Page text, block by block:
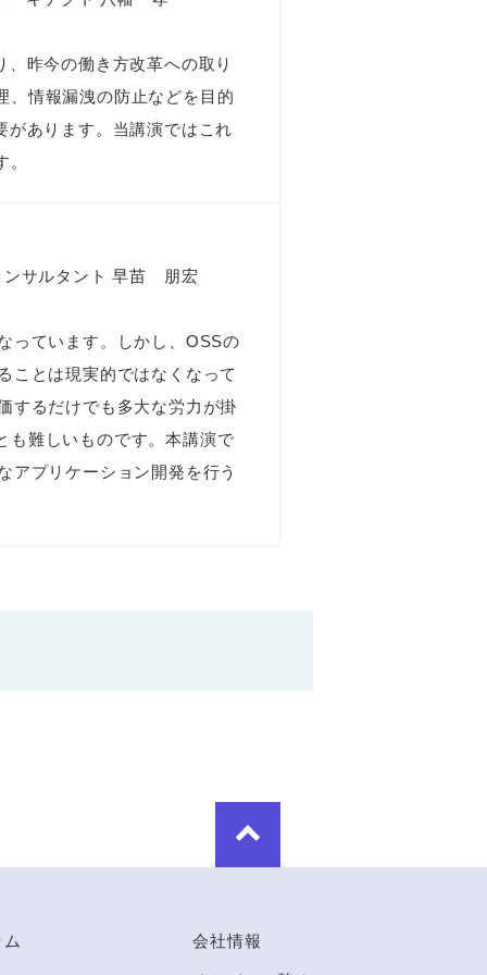
昨今の働き方改革への取り
、情報漏洩の防止などを目的
があります。当講演ではこれ
ンサルタント 早苗 朋宏
っています。しかし、OSSの
ことは現実的ではなくなって
するだけでも多大な労力が掛
も難しいものです。本講演で
アプリケーション開発を行う
会社情報